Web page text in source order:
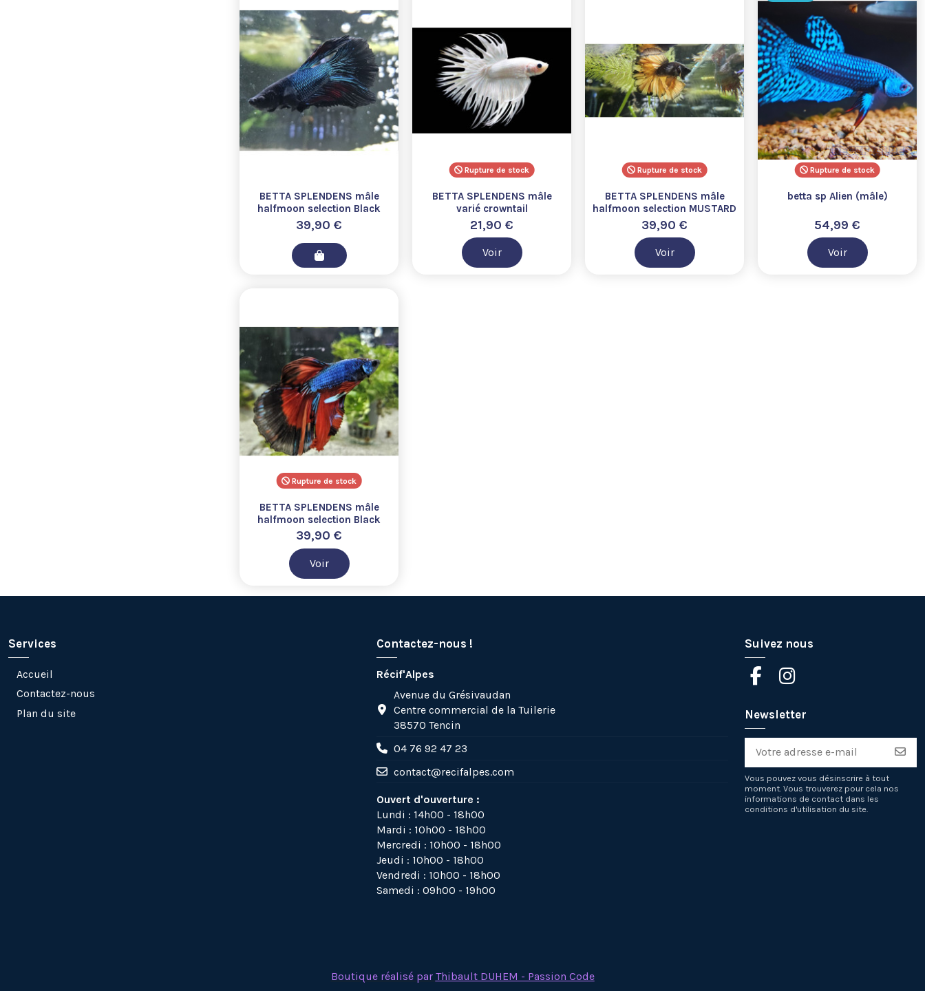
BETTA SPLENDENS mâle
halfmoon selection Black
orchid wysiwyg
39,90 €
Rupture de stock
BETTA SPLENDENS mâle
varié crowntail
21,90 €
Voir
Rupture de stock
BETTA SPLENDENS mâle
halfmoon selection MUSTARD
wysiwyg
39,90 €
Voir
Rupture de stock
betta sp Alien (mâle)
54,99 €
Voir
Rupture de stock
BETTA SPLENDENS mâle
halfmoon selection Black
tricolor wysiwyg
39,90 €
Voir
Services
Accueil
Contactez-nous
Plan du site
Contactez-nous !
Récif'Alpes
Avenue du Grésivaudan
Centre commercial de la Tuilerie
38570 Tencin
04 76 92 47 23
contact@recifalpes.com
Ouvert d'ouverture :
Lundi : 14h00 - 18h00
Mardi : 10h00 - 18h00
Mercredi : 10h00 - 18h00
Jeudi : 10h00 - 18h00
Vendredi : 10h00 - 18h00
Samedi : 09h00 - 19h00
Suivez nous
Newsletter
Vous pouvez vous désinscrire à tout
moment. Vous trouverez pour cela nos
informations de contact dans les
conditions d'utilisation du site.
Boutique réalisé par Thibault DUHEM - Passion Code